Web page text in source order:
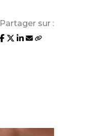
Partager sur :